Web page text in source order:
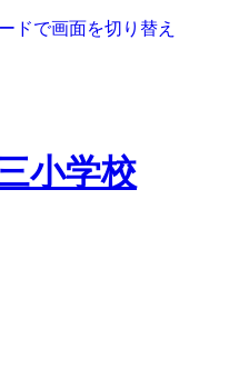
ドで画面を切り替え
小学校